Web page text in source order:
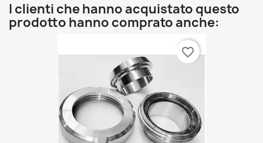
I clienti che hanno acquistato questo
prodotto hanno comprato anche:
favorite_border